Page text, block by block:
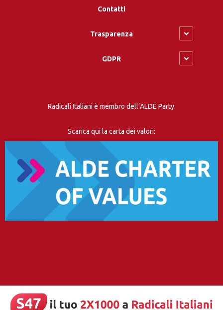
Contatti
Trasparenza
GDPR
Radicali Italiani è membro dell’ALDE Party.
Scarica qui la carta dei valori: